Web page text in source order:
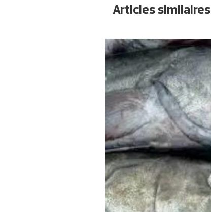
Articles similaires